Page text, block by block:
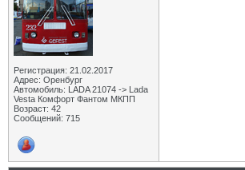
Регистрация: 21.02.2017
Адрес: Оренбург
Автомобиль: LADA 21074 -> Lada
Vesta Комфорт Фантом МКПП
Возраст: 42
Сообщений: 715